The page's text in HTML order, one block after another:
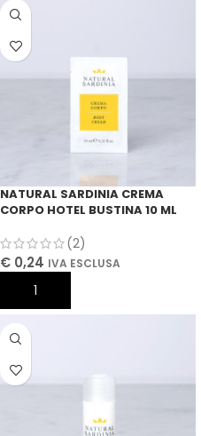
NATURAL SARDINIA CREMA
CORPO HOTEL BUSTINA 10 ML
(2)
€ 0,24 IVA ESCLUSA
AGGIUNGI AL CARRELLO